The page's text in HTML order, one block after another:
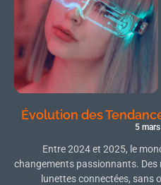
Évolution des
5
Entre 2024 et 2025, le
changements passionnants.
lunettes connectées, sans